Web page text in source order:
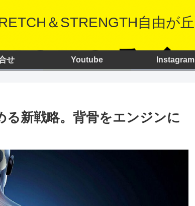
＆STRENGTH自由が丘
せ Youtube Instagram
る新戦略。背骨をエンジンに